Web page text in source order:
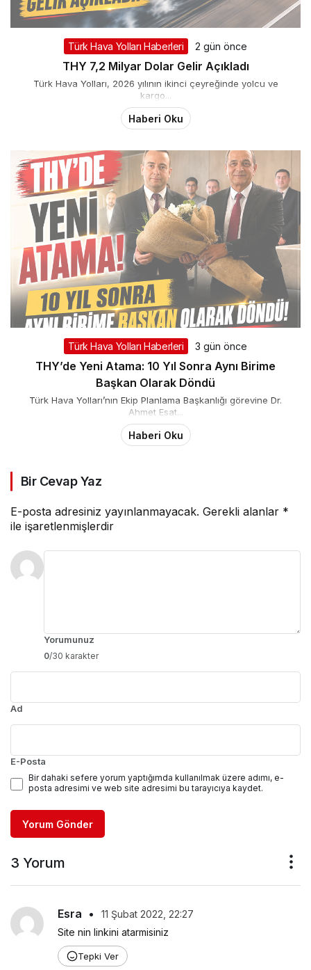
Türk Hava Yolları Haberleri 2 gün önce
THY 7,2 Milyar Dolar Gelir Açıkladı
Türk Hava Yolları, 2026 yılının ikinci çeyreğinde yolcu ve
kargo...
Haberi Oku
Türk Hava Yolları Haberleri 3 gün önce
THY’de Yeni Atama: 10 Yıl Sonra Aynı Birime
Başkan Olarak Döndü
Türk Hava Yolları’nın Ekip Planlama Başkanlığı görevine Dr.
Ahmet Esat...
Haberi Oku
Bir Cevap Yaz
E-posta adresiniz yayınlanmayacak. Gerekli alanlar *
ile işaretlenmişlerdir
Yorumunuz
0/30 karakter
Ad
E-Posta
Bir dahaki sefere yorum yaptığımda kullanılmak üzere adımı, e-
posta adresimi ve web site adresimi bu tarayıcıya kaydet.
Yorum Gönder
3 Yorum
Esra •
11 Şubat 2022, 22:27
Site nin linkini atarmisiniz
Tepki Ver